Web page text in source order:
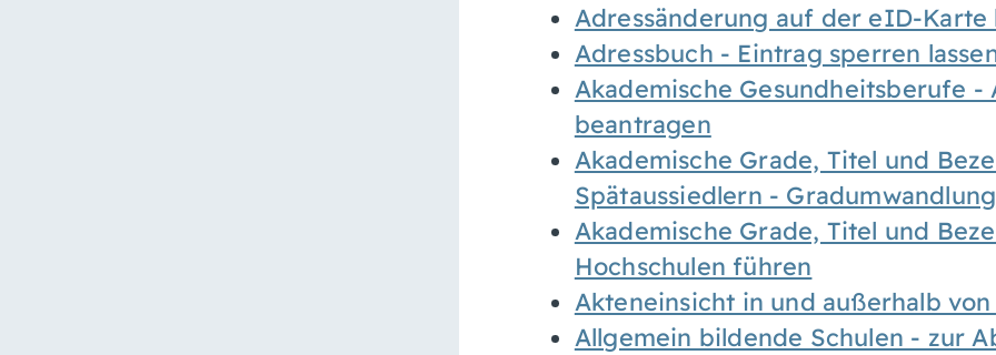
Adressänderung auf der eID-Karte
Adressbuch - Eintrag sperren
Akademische Gesundheitsberufe
beantragen
Akademische Grade, Titel und
Spätaussiedlern -
Akademische Grade, Titel und
Hochschulen führen
Akteneinsicht in und außerhalb
Allgemein bildende Schulen - zur